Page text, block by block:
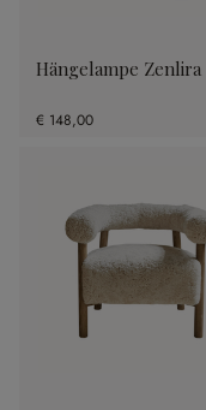
Hängelampe Zenlira
€ 148,00